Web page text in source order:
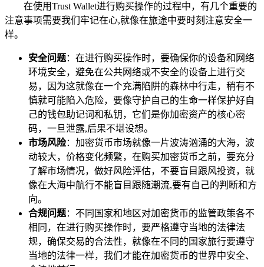
在使用Trust Wallet进行购买操作的过程中，有几个重要的
注意事项需要我们牢记在心,就像在旅途中要时刻注意安全一
样。
安全问题：在进行购买操作时，要确保你的设备和网络
环境安全，避免在公共网络或不安全的设备上进行交
易，因为这就像在一个充满陷阱的森林中行走，稍有不
慎就可能陷入危险，要像守护自己的生命一样保护好自
己的钱包助记词和私钥，它们是你加密资产的核心密
码，一旦泄露,后果不堪设想。
市场风险：加密货币市场就像一片波涛汹涌的大海，波
动较大，价格变化频繁，在购买加密货币之前，要充分
了解市场情况，做好风险评估，不要盲目跟风投资，就
像在大海中航行不能盲目跟随潮流,要有自己的判断和方
向。
合规问题：不同国家和地区对加密货币的监管政策各不
相同，在进行购买操作时，要严格遵守当地的法律法
规，确保交易的合法性，就像在不同的国家旅行要遵守
当地的法律一样，我们才能在加密货币的世界中安全、